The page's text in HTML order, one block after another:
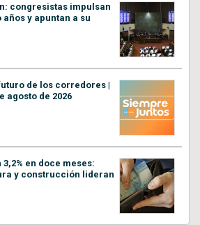
congresistas impulsan
y apuntan a su
de los corredores |
agosto de 2026
en doce meses:
y construcción lideran